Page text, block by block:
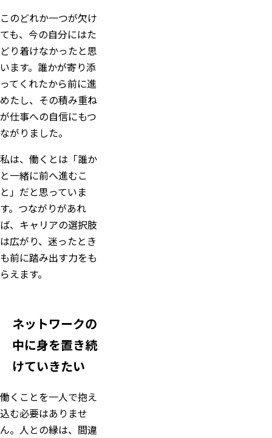
このどれか一つが欠け
ても、今の自分にはた
どり着けなかったと思
います。誰かが寄り添
ってくれたから前に進
めたし、その積み重ね
が仕事への自信にもつ
ながりました。
私は、働くとは「誰か
と一緒に前へ進むこ
と」だと思っていま
す。つながりがあれ
ば、キャリアの選択肢
は広がり、迷ったとき
も前に踏み出す力をも
らえます。
ネットワークの
中に身を置き続
けていきたい
働くことを一人で抱え
込む必要はありませ
ん。人との縁は、間違